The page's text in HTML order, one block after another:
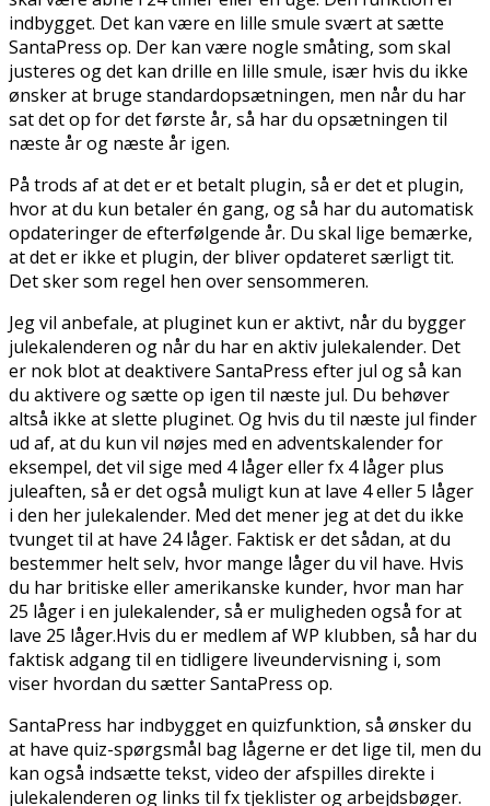
indbygget. Det kan være en lille smule svært at sætte
SantaPress op. Der kan være nogle småting, som skal
justeres og det kan drille en lille smule, især hvis du ikke
ønsker at bruge standardopsætningen, men når du har
sat det op for det første år, så har du opsætningen til
næste år og næste år igen.
På trods af at det er et betalt plugin, så er det et plugin,
hvor at du kun betaler én gang, og så har du automatisk
opdateringer de efterfølgende år. Du skal lige bemærke,
at det er ikke et plugin, der bliver opdateret særligt tit.
Det sker som regel hen over sensommeren.
Jeg vil anbefale, at pluginet kun er aktivt, når du bygger
julekalenderen og når du har en aktiv julekalender. Det
er nok blot at deaktivere SantaPress efter jul og så kan
du aktivere og sætte op igen til næste jul. Du behøver
altså ikke at slette pluginet. Og hvis du til næste jul finder
ud af, at du kun vil nøjes med en adventskalender for
eksempel, det vil sige med 4 låger eller fx 4 låger plus
juleaften, så er det også muligt kun at lave 4 eller 5 låger
i den her julekalender. Med det mener jeg at det du ikke
tvunget til at have 24 låger. Faktisk er det sådan, at du
bestemmer helt selv, hvor mange låger du vil have. Hvis
du har britiske eller amerikanske kunder, hvor man har
25 låger i en julekalender, så er muligheden også for at
lave 25 låger.Hvis du er medlem af WP klubben, så har du
faktisk adgang til en tidligere liveundervisning i, som
viser hvordan du sætter SantaPress op.
SantaPress har indbygget en quizfunktion, så ønsker du
at have quiz-spørgsmål bag lågerne er det lige til, men du
kan også indsætte tekst, video der afspilles direkte i
julekalenderen og links til fx tjeklister og arbejdsbøger.